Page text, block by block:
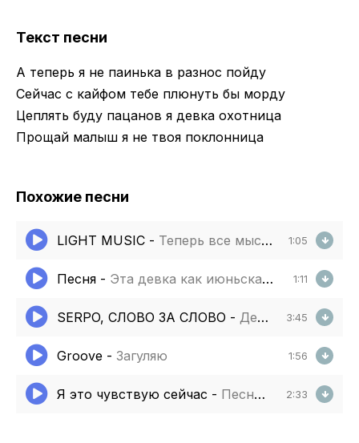
Текст песни
А теперь я не паинька в разнос пойду
Сейчас с кайфом тебе плюнуть бы морду
Цеплять буду пацанов я девка охотница
Прощай малыш я не твоя поклонница
Похожие песни
LIGHT MUSIC - Теперь все мысли только о тебе одной 1:05
Песня - Эта девка как июньская вишня 1:11
SERPO, СЛОВО ЗА СЛОВО - Девочка умеет все 3:45
Groove - Загуляю 1:56
Я это чувствую сейчас - Песня полная версия 2:33